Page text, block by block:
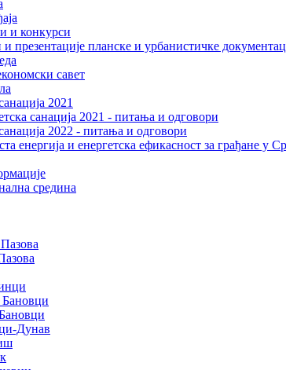
и конкурси
презентације планске и урбанистичке
сaвет
2021
санација 2021 - питања и одговори
2022 - питања и одговори
енергија и енергетска ефикасност за грађане
средина
Дунав